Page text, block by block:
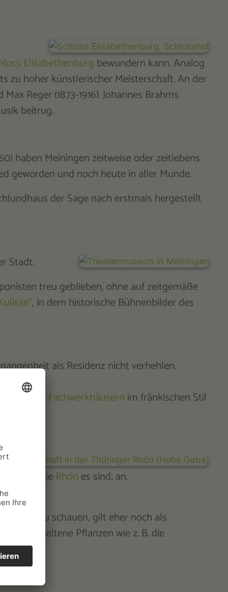
Elisabethenburg bewundern kann. Analog
zu hoher künstlerischer Meisterschaft. An der
Reger (1873-1916). Johannes Brahms
beitrug.
haben Meiningen zeitweise oder zeitlebens
geworden und noch heute in aller Munde.
der Sage nach erstmals hergestellt
Stadt.
treu geblieben, ohne auf zeitgemäße
, in dem historische Bühnenbilder des
als Residenz nicht verhehlen.
alten Fachwerkhäusern im fränkischen Stil
und die Rhön es sind, an.
Land zu schauen, gilt eher noch als
und seltene Pflanzen wie z. B. die